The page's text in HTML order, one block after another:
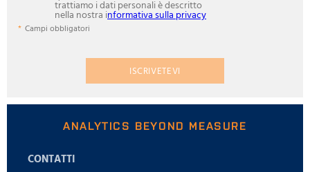
trattiamo i dati personali è descritto
nella nostra informativa sulla privacy
Campi obbligatori
ISCRIVETEVI
ANALYTICS BEYOND MEASURE
CONTATTI